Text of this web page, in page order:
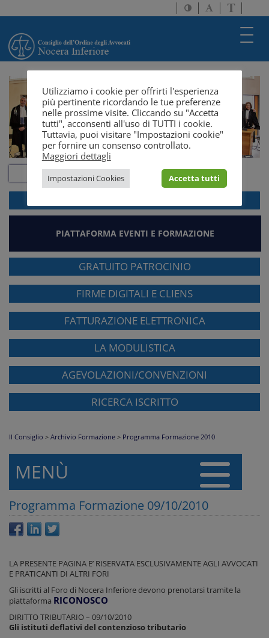
Attiva/disattiva
alto
Attiva/
dimensione
a
solo
PIATTAFORMA EVENTI E FORMAZIONE
GRATUITO PATROCINIO
FIRME DIGITALI E CLIENS
FATTURAZIONE ELETTRONICA
LA MODULISTICA
AGEVOLAZIONI/CONVENZIONI
RICERCA ISCRITTO
Il Consiglio > Archivio Formazione > Programma Formazione 2010
MENÙ
Programma Formazione 09/10/2010
LA PRESENTE PAGINA E’ RISERVATA ESCLUSIVAMENTE AGLI AVVOCATI
E PRATICANTI DI ALTRI FORI
Gli iscritti al Foro di Nocera Inferiore devono prenotarsi tramite la
piattaforma RICONOSCO
DIRITTO TRIBUTARIO – 09/10/2010
Gli istituti deflativi del contenzioso tributario
Utilizziamo i cookie per offrirti l'esperienza
più pertinente ricordando le tue preferenze
nelle prossime visite. Cliccando su "Accetta
tutti", acconsenti all'uso di TUTTI i cookie.
Tuttavia, puoi visitare "Impostazioni cookie"
per fornire un consenso controllato.
Maggiori dettagli
Impostazioni Cookies Accetta tutti